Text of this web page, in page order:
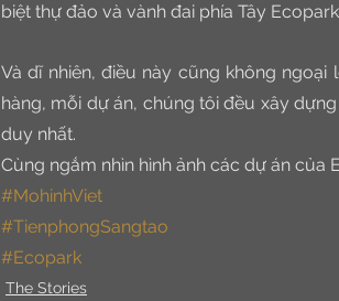
biệt thự đảo và vành đai phía Tây
Và dĩ nhiên, điều này cũng không
hàng, mỗi dự án, chúng tôi đều xây
duy nhất.
Cùng ngắm nhìn hình ảnh các dự án của
#MohinhViet
#TienphongSangtao
#Ecopark
The Stories